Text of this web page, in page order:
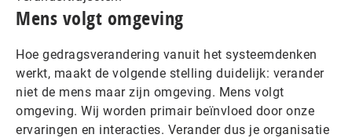
Mens volgt omgeving
Hoe gedragsverandering vanuit het systeemdenken
werkt, maakt de volgende stelling duidelijk: verander
niet de mens maar zijn omgeving. Mens volgt
omgeving. Wij worden primair beïnvloed door onze
ervaringen en interacties. Verander dus je organisatie